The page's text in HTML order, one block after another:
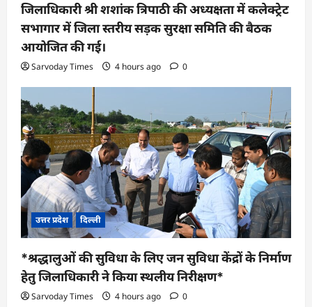
जिलाधिकारी श्री शशांक त्रिपाठी की अध्यक्षता में कलेक्ट्रेट
सभागार में जिला स्तरीय सड़क सुरक्षा समिति की बैठक
आयोजित की गई।
Sarvoday Times 4 hours ago 0
उत्तर प्रदेश दिल्ली
*श्रद्धालुओं की सुविधा के लिए जन सुविधा केंद्रों के निर्माण
हेतु जिलाधिकारी ने किया स्थलीय निरीक्षण*
Sarvoday Times 4 hours ago 0